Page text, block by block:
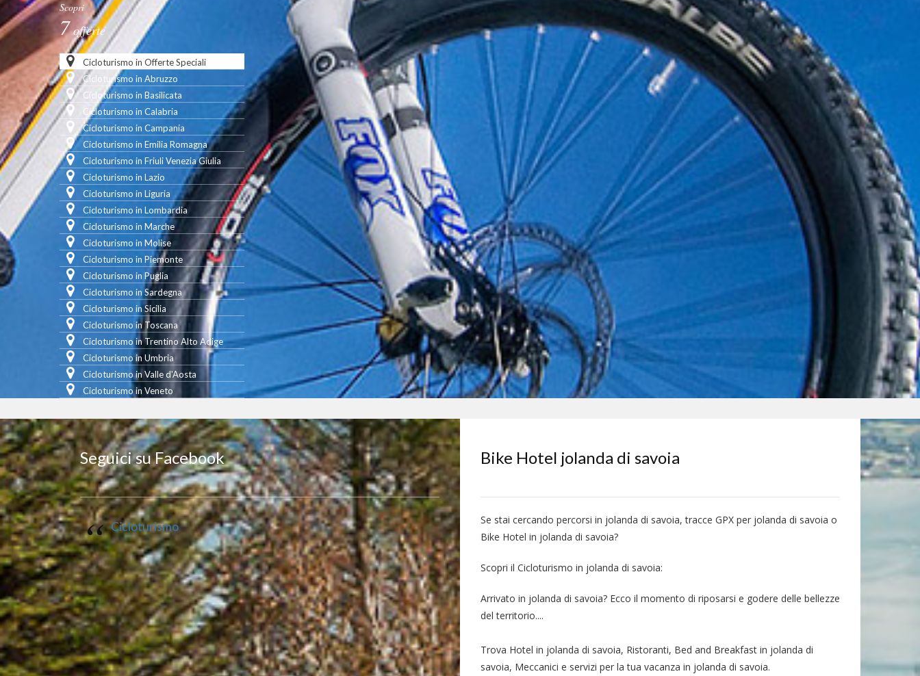
Scopri
7offerte
Cicloturismo in Offerte Speciali
Cicloturismo in Abruzzo
Cicloturismo in Basilicata
Cicloturismo in Calabria
Cicloturismo in Campania
Cicloturismo in Emilia Romagna
Cicloturismo in Friuli Venezia Giulia
Cicloturismo in Lazio
Cicloturismo in Liguria
Cicloturismo in Lombardia
Cicloturismo in Marche
Cicloturismo in Molise
Cicloturismo in Piemonte
Cicloturismo in Puglia
Cicloturismo in Sardegna
Cicloturismo in Sicilia
Cicloturismo in Toscana
Cicloturismo in Trentino Alto Adige
Cicloturismo in Umbria
Cicloturismo in Valle d'Aosta
Cicloturismo in Veneto
Seguici su Facebook
Cicloturismo
Bike Hotel jolanda di savoia
Se stai cercando percorsi in jolanda di savoia, tracce GPX per jolanda di savoia o
Bike Hotel in jolanda di savoia?
Scopri il Cicloturismo in jolanda di savoia:
Arrivato in jolanda di savoia? Ecco il momento di riposarsi e godere delle bellezze
del territorio....
Trova Hotel in jolanda di savoia, Ristoranti, Bed and Breakfast in jolanda di
savoia, Meccanici e servizi per la tua vacanza in jolanda di savoia.